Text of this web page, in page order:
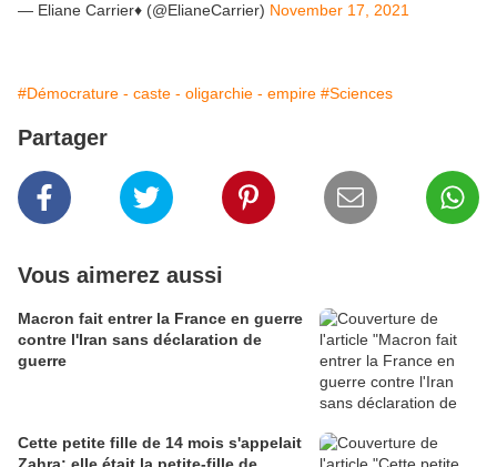
— Eliane Carrier♦️ (@ElianeCarrier) November 17, 2021
#Démocrature - caste - oligarchie - empire #Sciences
Partager
Vous aimerez aussi
Macron fait entrer la France en guerre
contre l'Iran sans déclaration de
guerre
Cette petite fille de 14 mois s'appelait